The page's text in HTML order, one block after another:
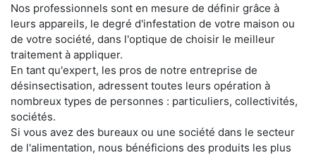
Nos professionnels sont en mesure de définir grâce à
leurs appareils, le degré d'infestation de votre maison ou
de votre société, dans l'optique de choisir le meilleur
traitement à appliquer.
En tant qu'expert, les pros de notre entreprise de
désinsectisation, adressent toutes leurs opération à
nombreux types de personnes : particuliers, collectivités,
sociétés.
Si vous avez des bureaux ou une société dans le secteur
de l'alimentation, nous bénéficions des produits les plus